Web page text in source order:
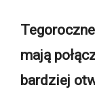
mają
bardziej